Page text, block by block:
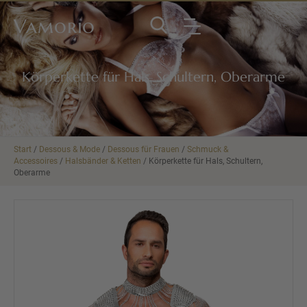
Vamorio
Körperkette für Hals, Schultern, Oberarme
Start / Dessous & Mode / Dessous für Frauen / Schmuck &
Accessoires / Halsbänder & Ketten / Körperkette für Hals, Schultern,
Oberarme